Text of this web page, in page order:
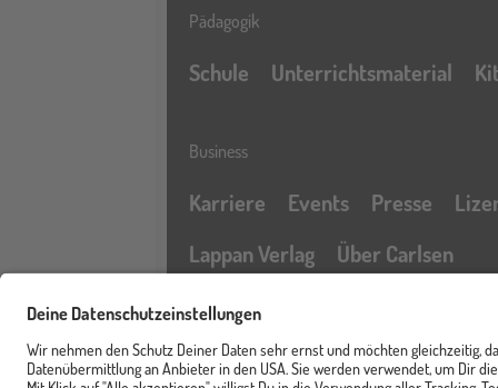
Profil
Merkzettel
Pädagogik
Schule Unterrichtsmaterial
Business
Karriere Events Presse
Lappan Verlag
Über Carlsen